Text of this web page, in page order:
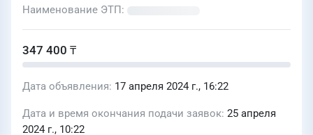
Наименование ЭТП
347 400 ₸
Дата объявления 17 апреля 2024 г., 16:22
Дата и время окончания подачи заявок 25 апреля
2024 г., 10:22